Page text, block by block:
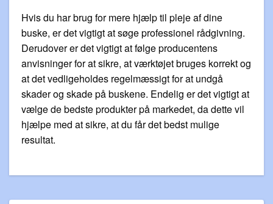
Hvis du har brug for mere hjælp til pleje af dine
buske, er det vigtigt at søge professionel rådgivning.
Derudover er det vigtigt at følge producentens
anvisninger for at sikre, at værktøjet bruges korrekt og
at det vedligeholdes regelmæssigt for at undgå
skader og skade på buskene. Endelig er det vigtigt at
vælge de bedste produkter på markedet, da dette vil
hjælpe med at sikre, at du får det bedst mulige
resultat.